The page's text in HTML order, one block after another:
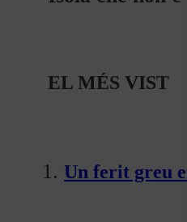
EL MÉS VIST
Un ferit greu